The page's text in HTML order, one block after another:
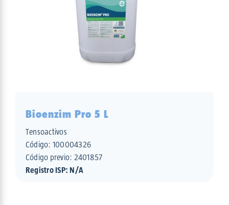
Bioenzim Pro 5 L
Tensoactivos
Código: 100004326
Código previo: 2401857
Registro ISP: N/A